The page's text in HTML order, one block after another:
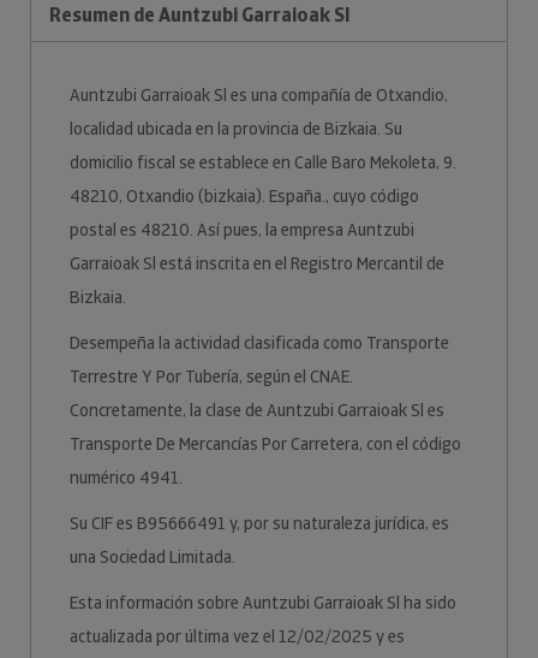
Resumen de Auntzubi Garraioak Sl
Auntzubi Garraioak Sl es una compañía de Otxandio,
localidad ubicada en la provincia de Bizkaia. Su
domicilio fiscal se establece en Calle Baro Mekoleta, 9.
48210, Otxandio (bizkaia). España., cuyo código
postal es 48210. Así pues, la empresa Auntzubi
Garraioak Sl está inscrita en el Registro Mercantil de
Bizkaia.
Desempeña la actividad clasificada como Transporte
Terrestre Y Por Tubería, según el CNAE.
Concretamente, la clase de Auntzubi Garraioak Sl es
Transporte De Mercancías Por Carretera, con el código
numérico 4941.
Su CIF es B95666491 y, por su naturaleza jurídica, es
una Sociedad Limitada.
Esta información sobre Auntzubi Garraioak Sl ha sido
actualizada por última vez el 12/02/2025 y es